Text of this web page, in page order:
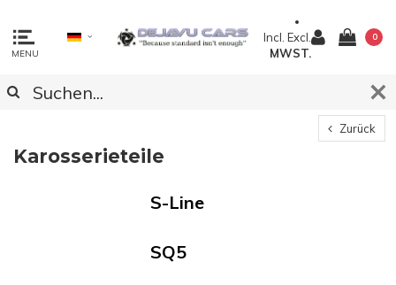
MENU
Incl. Excl.
MWST.
0
Zurück
Karosserieteile
S-Line
SQ5